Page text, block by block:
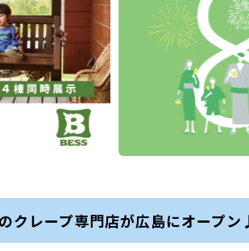
のクレープ専門店が広島にオープ